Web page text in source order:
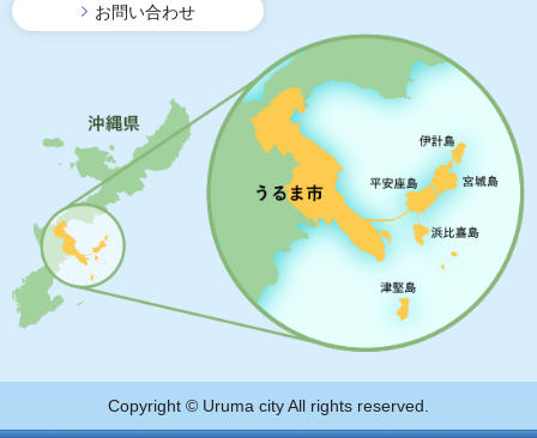
お問い合わせ
Copyright © Uruma city All rights reserved.